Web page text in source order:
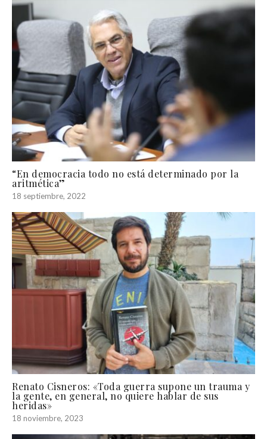
“En democracia todo no está determinado por la
aritmética”
18 septiembre, 2022
Renato Cisneros: «Toda guerra supone un trauma y
la gente, en general, no quiere hablar de sus
heridas»
18 noviembre, 2023